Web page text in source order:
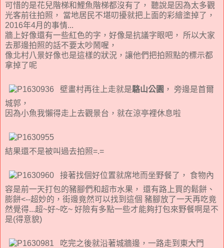
可惜的是花兒階梯和鯉魚階梯都沒有了， 聽說是因為太多觀
光客前往拍照， 當地居民不堪叨擾就把上面的彩繪塗掉了，
2016年4月的事情...
牆上好像還有一些紅色的字，好像是抗議字眼吧， 所以大家
去那邊拍照的話不要太吵鬧喔，
像北村八景好像也是這樣的狀況，讓他們把拍照點的標示都
拿掉了呢
壁畫村再往上走就是駱山公園 ， 旁邊是首爾
城郭，
因為小魚我懶得走上去觀景台，就在涼亭裡休息啦
結果還不是被叫過去拍照=.=
接著找個好位置就席地而坐野餐了， 食物內
容是前一天打包的豬腳們和超市水果， 還有路上買的鬆餅、
膨餅<--超妙的，街邊竟然可以找到這個 豬腳放了一天再吃竟
然覺得...超~好~吃~ 好險有多點一些才能夠打包來野餐啊是不
是(得意貌)
吃完之後就沿著城牆邊，一路走到東大門